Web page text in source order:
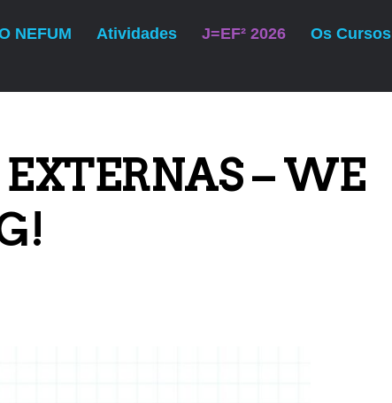
NEFUM Atividades J=EF² 2026 Os Cursos
– WE